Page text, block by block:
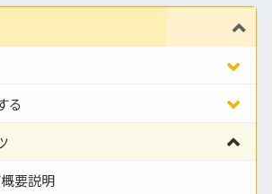
る
要説明